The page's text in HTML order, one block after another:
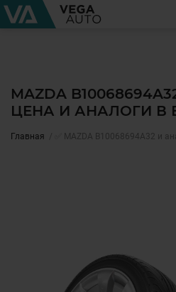
MAZDA
ЦЕНА И АНАЛОГИ В
Главная ✅ MAZDA B10068694A32 и